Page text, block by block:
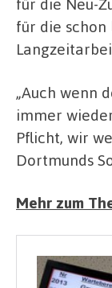
für die
„Auch wenn
immer
Pflicht, wir
Dortmunds
Mehr zum